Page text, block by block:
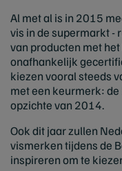
Al met al is in 2015
vis in de supermarkt -
van producten met
onafhankelijk
kiezen vooral steeds
met een keurmerk:
opzichte van 2014.
Ook dit jaar zullen
vismerken tijdens de
inspireren om te